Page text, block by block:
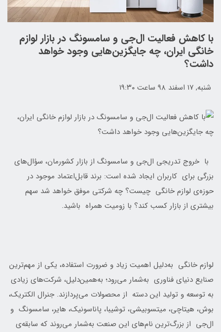
با کاهش فعالیت ال‌جی و سامسونگ در بازار لوازم
خانگی ایران، چه جایگزین‌هایی وجود خواهد
داشت؟
شنبه, ۱۷ اسفند ۹۸ ساعت ۱۹:۳۰
با خروج تدریجی ال‌جی و سامسونگ از بازار کشورمان، سؤال‌های
بزرگی برای کاربران ایجاد شده است: برند قابل‌اعتماد موجود در
حوزه‌ی لوازم خانگی چیست؟ چه شرکتی موفق خواهد شد سهم
بیشتری از بازار کسب کند؟ با زومیت همراه باشید.
لوازم خانگی به‌دلیل اهمیت زیاد و ضرورت استفاده، یکی از مهم‌ترین
صنایع دنیای فناوری به‌شمار می‌رود؛ به‌همین‌دلیل، شرکت‌های زیادی
به توسعه و تولید این دسته از محصولات می‌پردازند. جنرال الکتریک،‌
بوش، هیتاچی، میتسوبیشی، توشیبا، پاناسونیک، هایر، سامسونگ و
ال‌جی از بزرگ‌ترین نام‌های این صنعت به‌شمار می‌روند که سابقه‌ی